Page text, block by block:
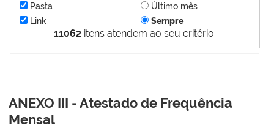
11062 itens atendem ao seu critério.
Pasta
Link
Último mês
Sempre
ANEXO III - Atestado de Frequência
Mensal